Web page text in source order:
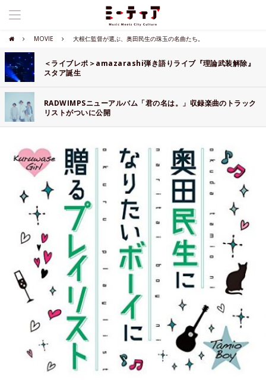
MOVIE 大根仁監督が選ぶ、奥田民生の珠玉の名曲たち。
＜ライブレポ＞amazarashi弾き語りライブ『理論武装解除』
スタア誕生
RADWIMPSニューアルバム「君の名は。」収録楽曲のトラック
リストがついに公開